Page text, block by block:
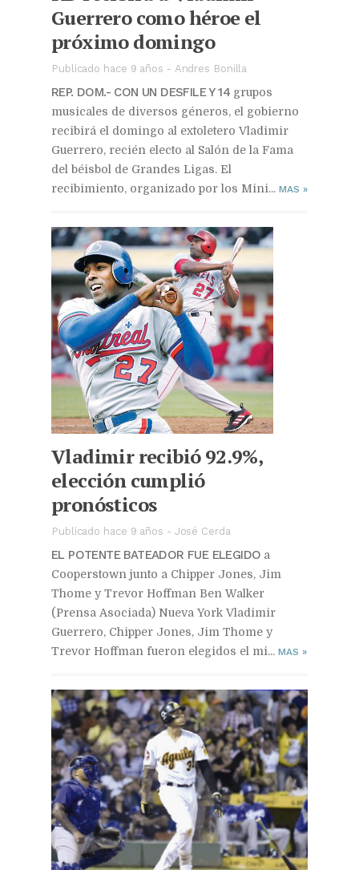
Guerrero como héroe el
próximo domingo
Publicado hace 9 años - Andres Bonilla
REP. DOM.- CON UN DESFILE Y 14 grupos
musicales de diversos géneros, el gobierno
recibirá el domingo al extoletero Vladimir
Guerrero, recién electo al Salón de la Fama
del béisbol de Grandes Ligas. El
recibimiento, organizado por los Mini... MAS »
Vladimir recibió 92.9%,
elección cumplió
pronósticos
Publicado hace 9 años - José Cerda
EL POTENTE BATEADOR FUE ELEGIDO a
Cooperstown junto a Chipper Jones, Jim
Thome y Trevor Hoffman Ben Walker
(Prensa Asociada) Nueva York Vladimir
Guerrero, Chipper Jones, Jim Thome y
Trevor Hoffman fueron elegidos el mi... MAS »